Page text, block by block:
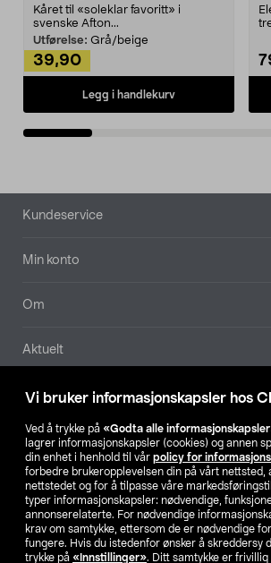
Vi bruker informasjonskapsler hos
Ved å trykke på «Godta alle
lagrer informasjonskapsler (cookies) og annen
din enhet i henhold til vår policy for
forbedre brukeropplevelsen din på vårt nettsted,
nettstedet og for å tilpasse våre
typer informasjonskapsler: nødvendige,
annonserelaterte. For nødvendige
krav om samtykke, ettersom de er nødvendige
fungere. Hvis du istedenfor ønsker å skreddersy
trykke på «Innstillinger». Ditt samtykke er frivillig
Kåret til «soleklar favoritt» i
svenske Afton...
Utførelse: Grå/beige
39,90
Legg i handlekurv
Bunntekst
Kundeservice
Min konto
Om
Aktuelt
Våre selskaper
Finn din butikk
SE NO FI